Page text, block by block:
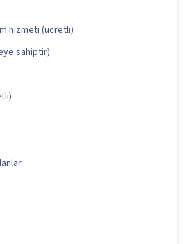
hizmeti (ücretli)
sahiptir)